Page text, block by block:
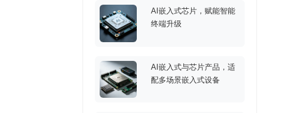
AI嵌入式芯片，赋能智能
终端升级
AI嵌入式与芯片产品，适
配多场景嵌入式设备